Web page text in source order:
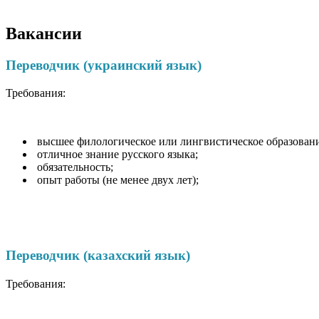
Вакансии
Переводчик (украинский язык)
Требования:
высшее филологическое или лингвистическое
отличное знание русского языка;
обязательность;
опыт работы (не менее двух лет);
Переводчик (казахский язык)
Требования: